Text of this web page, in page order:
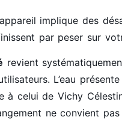
implique des
par peser sur
revient
L’eau
à celui de Vichy
ne convient